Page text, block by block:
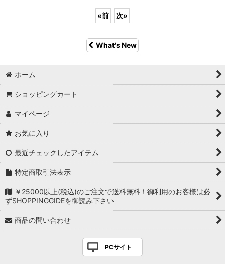
«前 次»
What's New
ホーム
ショッピングカート
マイページ
お気に入り
最近チェックしたアイテム
特定商取引法表示
￥25000以上(税込)のご注文で送料無料！御利用のお客様は必
ずSHOPPINGGIDEを御読み下さい
商品の問い合わせ
PCサイト